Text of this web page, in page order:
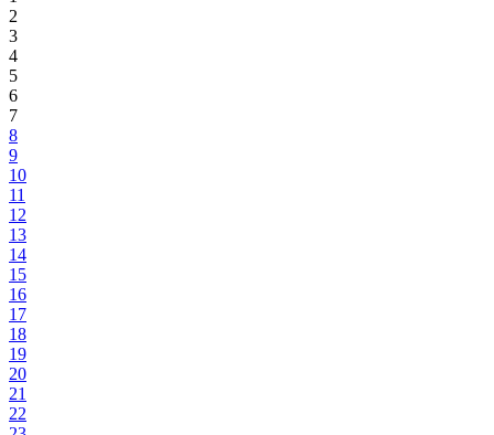
2
3
4
5
6
7
8
9
10
11
12
13
14
15
16
17
18
19
20
21
22